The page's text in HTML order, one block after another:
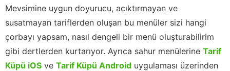
Mevsimine uygun doyurucu, acıktırmayan ve
susatmayan tariflerden oluşan bu menüler sizi hangi
çorbayı yapsam, nasıl dengeli bir menü oluşturabilirim
gibi dertlerden kurtarıyor. Ayrıca sahur menülerine Tarif
Küpü iOS ve Tarif Küpü Android uygulaması üzerinden